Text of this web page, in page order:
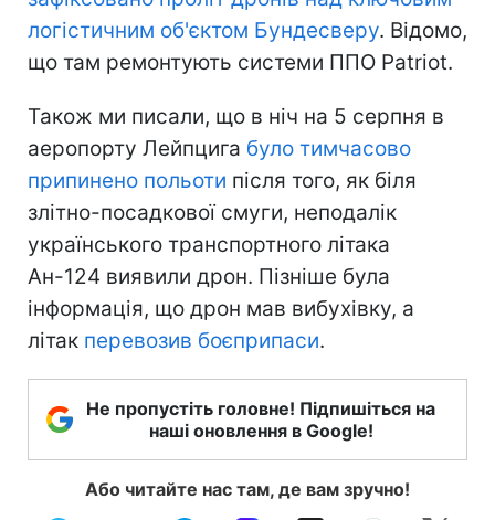
логістичним об'єктом Бундесверу. Відомо,
що там ремонтують системи ППО Patriot.
Також ми писали, що в ніч на 5 серпня в
аеропорту Лейпцига було тимчасово
припинено польоти після того, як біля
злітно-посадкової смуги, неподалік
українського транспортного літака
Ан-124 виявили дрон. Пізніше була
інформація, що дрон мав вибухівку, а
літак перевозив боєприпаси.
Не пропустіть головне! Підпишіться на
наші оновлення в Google!
Або читайте нас там, де вам зручно!